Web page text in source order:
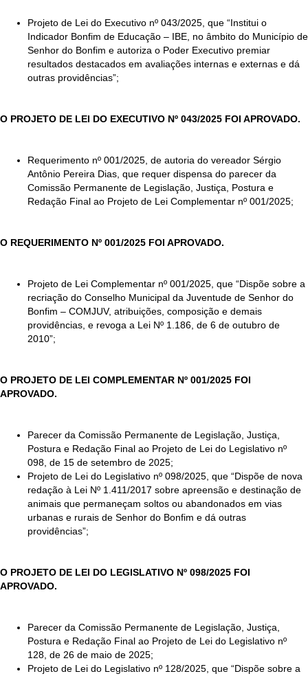
Projeto de Lei do Executivo nº 043/2025, que “Institui o
Indicador Bonfim de Educação – IBE, no âmbito do Município de
Senhor do Bonfim e autoriza o Poder Executivo premiar
resultados destacados em avaliações internas e externas e dá
outras providências”;
O PROJETO DE LEI DO EXECUTIVO Nº 043/2025 FOI APROVADO.
Requerimento nº 001/2025, de autoria do vereador Sérgio
Antônio Pereira Dias, que requer dispensa do parecer da
Comissão Permanente de Legislação, Justiça, Postura e
Redação Final ao Projeto de Lei Complementar nº 001/2025;
O REQUERIMENTO Nº 001/2025 FOI APROVADO.
Projeto de Lei Complementar nº 001/2025, que “Dispõe sobre a
recriação do Conselho Municipal da Juventude de Senhor do
Bonfim – COMJUV, atribuições, composição e demais
providências, e revoga a Lei Nº 1.186, de 6 de outubro de
2010”;
O PROJETO DE LEI COMPLEMENTAR Nº 001/2025 FOI
APROVADO.
Parecer da Comissão Permanente de Legislação, Justiça,
Postura e Redação Final ao Projeto de Lei do Legislativo nº
098, de 15 de setembro de 2025;
Projeto de Lei do Legislativo nº 098/2025, que “Dispõe de nova
redação à Lei Nº 1.411/2017 sobre apreensão e destinação de
animais que permaneçam soltos ou abandonados em vias
urbanas e rurais de Senhor do Bonfim e dá outras
providências”;
O PROJETO DE LEI DO LEGISLATIVO Nº 098/2025 FOI
APROVADO.
Parecer da Comissão Permanente de Legislação, Justiça,
Postura e Redação Final ao Projeto de Lei do Legislativo nº
128, de 26 de maio de 2025;
Projeto de Lei do Legislativo nº 128/2025, que “Dispõe sobre a